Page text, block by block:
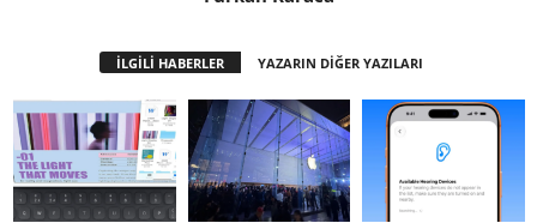
İLGİLİ HABERLER YAZARIN DİĞER YAZILARI